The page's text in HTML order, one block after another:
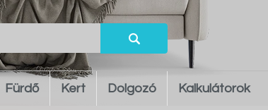
Fürdő Kert Dolgozó Kalkulátorok